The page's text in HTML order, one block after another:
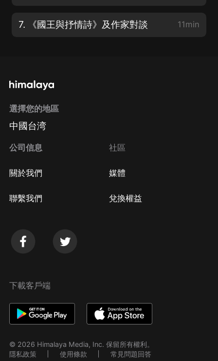
7. 《國王與抒情詩》及作家對談 11min
選擇您的地區
中國台湾
公司信息
關於我們
聯繫我們
社區
媒體
兌換權益
下載客戶端
© 2026 Himalaya Media, Inc. 保留所有權利。
隱私政策
使用條款 常見問題回答